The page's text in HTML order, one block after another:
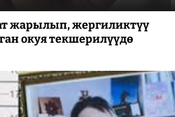
жарылып, жергиликтүү
окуя текшерилүүдө